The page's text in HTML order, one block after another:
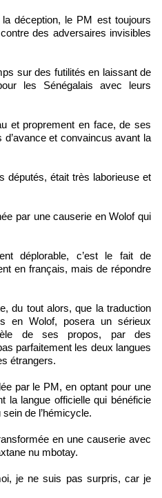
déception, le PM est toujours
des adversaires invisibles
sur des futilités en laissant de
les Sénégalais avec leurs
et proprement en face, de ses
et convaincus avant la
députés, était très laborieuse et
par une causerie en Wolof qui
déplorable, c’est le fait de
en français, mais de répondre
du tout alors, que la traduction
en Wolof, posera un sérieux
de ses propos, par des
parfaitement les deux langues
étrangers.
par le PM, en optant pour une
la langue officielle qui bénéficie
de l’hémicycle.
en une causerie avec
nu mbotay.
je ne suis pas surpris, car je